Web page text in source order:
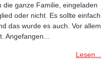
die ganze Familie, eingeladen
oder nicht. Es sollte einfach
das wurde es auch. Vor allem
Angefangen...
Lesen...